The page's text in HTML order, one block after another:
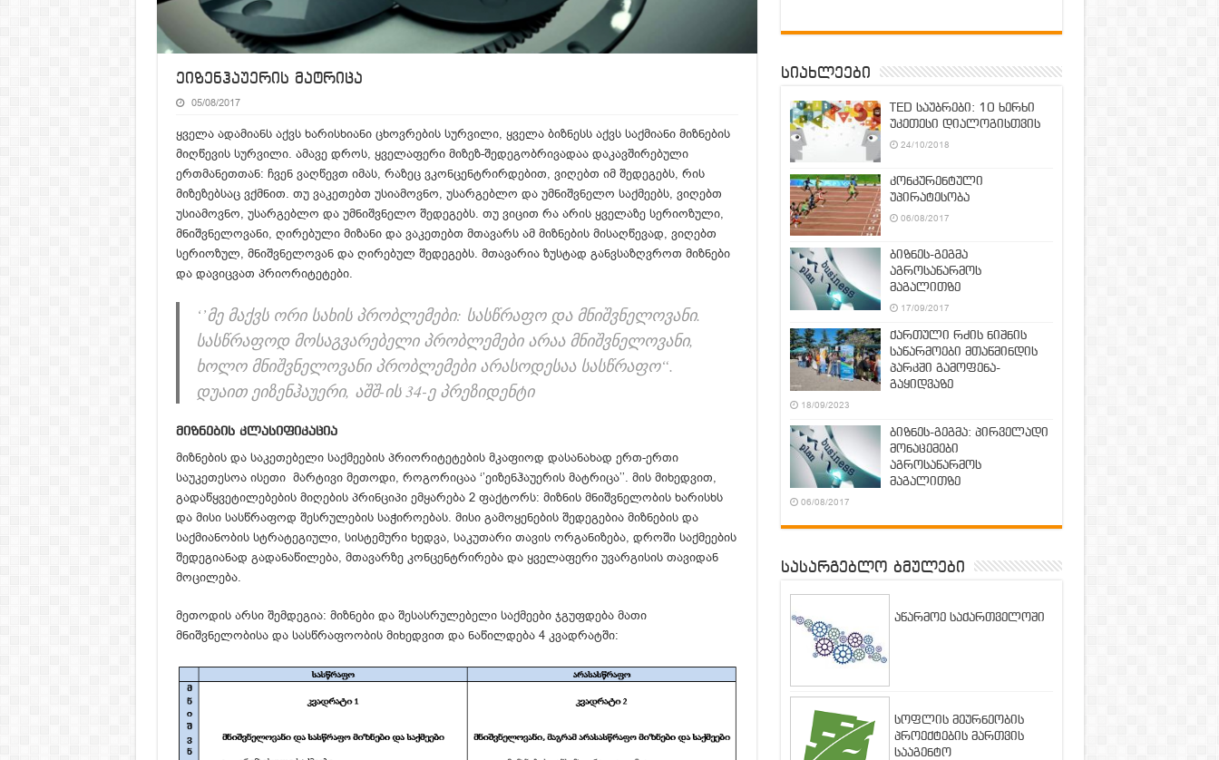
ეიზენჰაუერის მატრიცა
05/08/2017
ყველა ადამიანს აქვს ხარისხიანი ცხოვრების სურვილი, ყველა ბიზნესს აქვს საქმიანი მიზნების
მიღწევის სურვილი. ამავე დროს, ყველაფერი მიზეზ-შედეგობრივადაა დაკავშირებული
ერთმანეთთან: ჩვენ ვაღწევთ იმას, რაზეც ვკონცენტრირდებით, ვიღებთ იმ შედეგებს, რის
მიზეზებსაც ვქმნით. თუ ვაკეთებთ უსიამოვნო, უსარგებლო და უმნიშვნელო საქმეებს, ვიღებთ
უსიამოვნო, უსარგებლო და უმნიშვნელო შედეგებს. თუ ვიცით რა არის ყველაზე სერიოზული,
მნიშვნელოვანი, ღირებული მიზანი და ვაკეთებთ მთავარს ამ მიზნების მისაღწევად, ვიღებთ
სერიოზულ, მნიშვნელოვან და ღირებულ შედეგებს. მთავარია ზუსტად განვსაზღვროთ მიზნები
და დავიცვათ პრიორიტეტები.
‘’მე მაქვს ორი სახის პრობლემები: სასწრაფო და მნიშვნელოვანი.
სასწრაფოდ მოსაგვარებელი პრობლემები არაა მნიშვნელოვანი,
ხოლო მნიშვნელოვანი პრობლემები არასოდესაა სასწრაფო“.
დუაით ეიზენჰაუერი, აშშ-ის 34-ე პრეზიდენტი
მიზნების კლასიფიკაცია
მიზნების და საკეთებელი საქმეების პრიორიტეტების მკაფიოდ დასანახად ერთ-ერთი
საუკეთესოა ისეთი მარტივი მეთოდი, როგორიცაა ‘’ეიზენჰაუერის მატრიცა’’. მის მიხედვით,
გადაწყვეტილებების მიღების პრინციპი ემყარება 2 ფაქტორს: მიზნის მნიშვნელობის ხარისხს
და მისი სასწრაფოდ შესრულების საჭიროებას. მისი გამოყენების შედეგებია მიზნების და
საქმიანობის სტრატეგიული, სისტემური ხედვა, საკუთარი თავის ორგანიზება, დროში საქმეების
შედეგიანად გადანაწილება, მთავარზე კონცენტრირება და ყველაფერი უვარგისის თავიდან
მოცილება.
მეთოდის არსი შემდეგია: მიზნები და შესასრულებელი საქმეები ჯგუფდება მათი
მნიშვნელობისა და სასწრაფოობის მიხედვით და ნაწილდება 4 კვადრატში:
სიახლეები
TED საუბრები: 10 ხერხი
უკეთესი დიალოგისთვის
24/10/2018
კონკურენტული
უპირატესობა
06/08/2017
ბიზნეს-გეგმა
აგროსაწარმოს
მაგალითზე
17/09/2017
ქართული რძის ნიშნის
საწარმოები მთაწმინდის
პარკში გამოფენა-
გაყიდვაზე
18/09/2023
ბიზნეს-გეგმა: პირველადი
მონაცემები
აგროსაწარმოს
მაგალითზე
06/08/2017
სასარგებლო ბმულები
აწარმოე საქართველოში
სოფლის მეურნეობის
პროექტების მართვის
სააგენტო